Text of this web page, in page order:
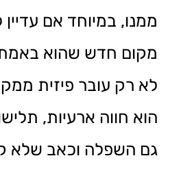
ממנו, במיוחד אם
מקום חדש שהוא
לא רק עובר פיזית
הוא חווה ארעיות,
גם השפלה וכאב שלא